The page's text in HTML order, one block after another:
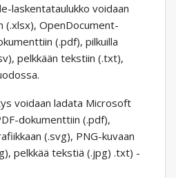
laskentataulukko voidaan
(.xlsx), OpenDocument-
(.pdf), pilkuilla
pelkkään tekstiin (.txt),
voidaan ladata Microsoft
dokumenttiin (.pdf),
(.svg), PNG-kuvaan
pelkkää tekstiä (.jpg) .txt) -